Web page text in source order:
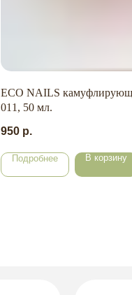
ECO NAILS
011, 50 мл.
950 р.
Подробнее В корзину